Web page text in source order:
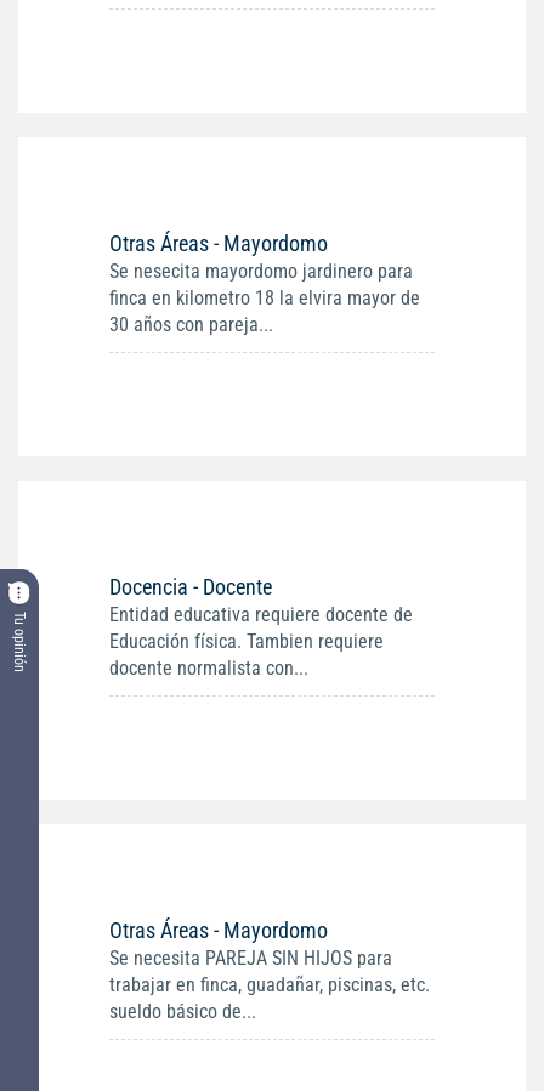
Tu opinión
Otras Áreas - Mayordomo
Se nesecita mayordomo jardinero para
finca en kilometro 18 la elvira mayor de
30 años con pareja...
Docencia - Docente
Entidad educativa requiere docente de
Educación física. Tambien requiere
docente normalista con...
Otras Áreas - Mayordomo
Se necesita PAREJA SIN HIJOS para
trabajar en finca, guadañar, piscinas, etc.
sueldo básico de...